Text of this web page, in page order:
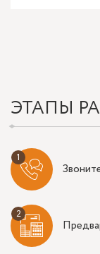
ЭТАПЫ